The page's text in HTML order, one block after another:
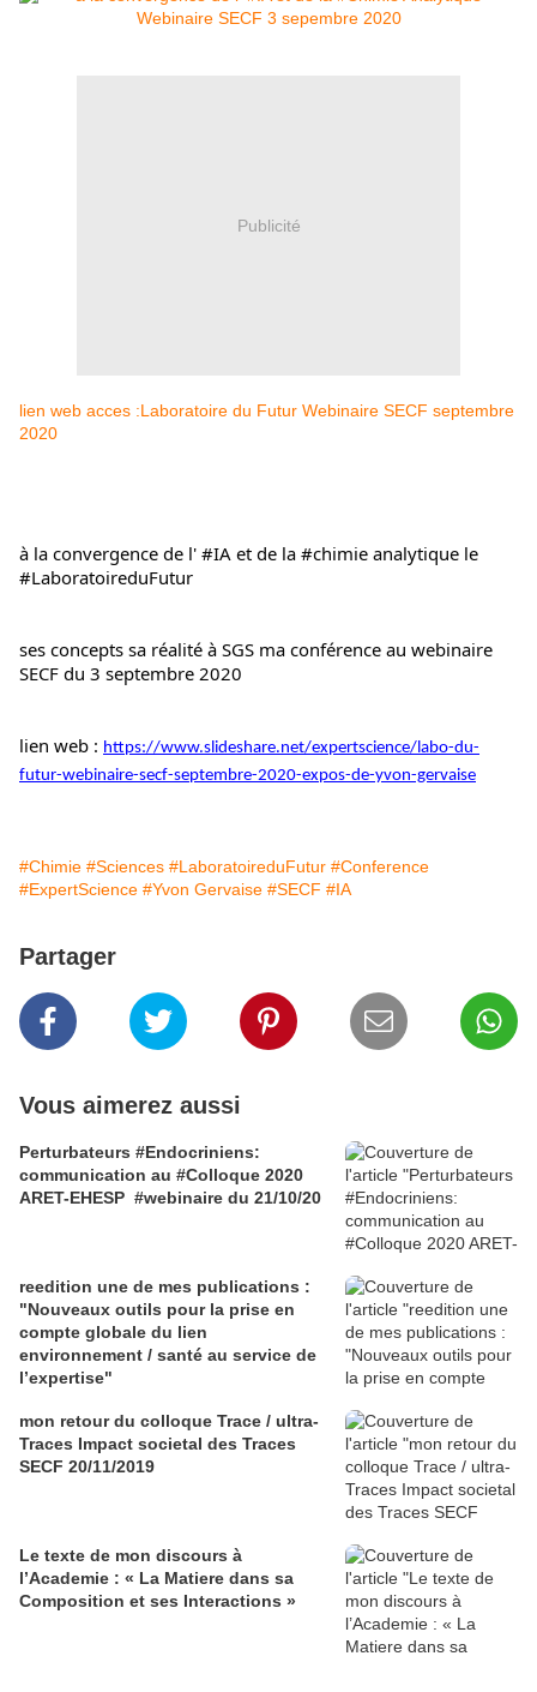
Publicité
lien web acces :Laboratoire du Futur Webinaire SECF septembre
2020
à la convergence de l' #IA et de la #chimie analytique le
#LaboratoireduFutur
ses concepts sa réalité à SGS ma conférence au webinaire
SECF du 3 septembre 2020
lien web : https://www.slideshare.net/expertscience/labo-du-
futur-webinaire-secf-septembre-2020-expos-de-yvon-gervaise
#Chimie #Sciences #LaboratoireduFutur #Conference
#ExpertScience #Yvon Gervaise #SECF #IA
Partager
Vous aimerez aussi
Perturbateurs #Endocriniens:
communication au #Colloque 2020
ARET-EHESP #webinaire du 21/10/20
reedition une de mes publications :
"Nouveaux outils pour la prise en
compte globale du lien
environnement / santé au service de
l’expertise"
mon retour du colloque Trace / ultra-
Traces Impact societal des Traces
SECF 20/11/2019
Le texte de mon discours à
l’Academie : « La Matiere dans sa
Composition et ses Interactions »